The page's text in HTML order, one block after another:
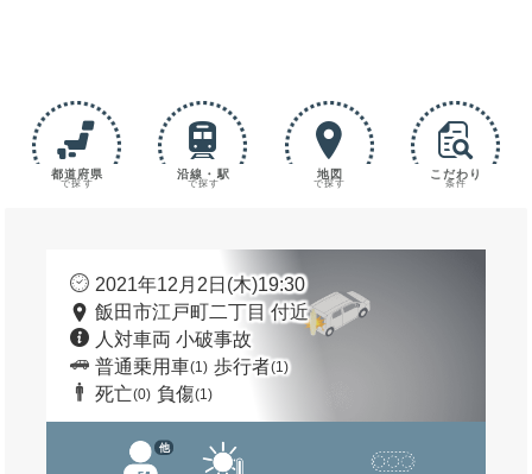
都道府県
で探す
沿線・駅
で探す
地図
で探す
こだわり
条件
2021年12月2日(木)19:30
飯田市江戸町二丁目 付近
人対車両 小破事故
普通乗用車(1) 歩行者(1)
死亡(0) 負傷(1)
他